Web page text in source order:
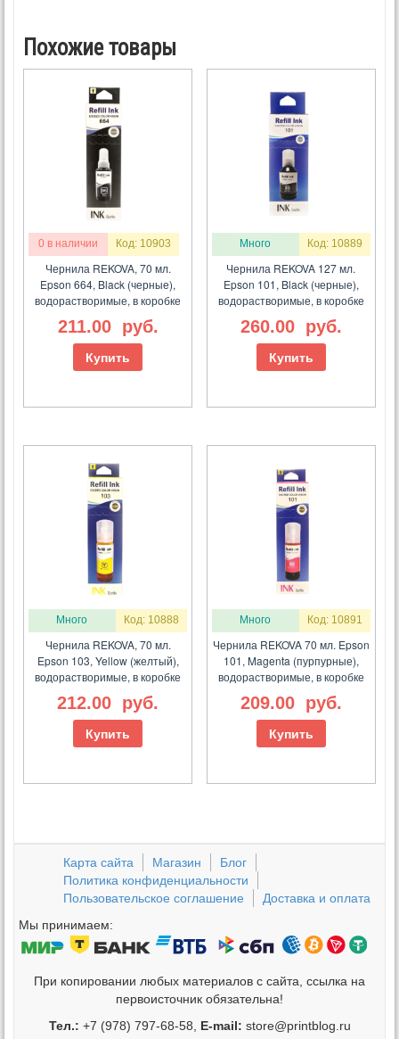
Похожие товары
0 в наличии Код: 10903
Чернила REKOVA, 70 мл.
Epson 664, Black (черные),
водорастворимые, в коробке
211.00 руб.
Купить
Много Код: 10889
Чернила REKOVA 127 мл.
Epson 101, Black (черные),
водорастворимые, в коробке
260.00 руб.
Купить
Много Код: 10888
Чернила REKOVA, 70 мл.
Epson 103, Yellow (желтый),
водорастворимые, в коробке
212.00 руб.
Купить
Много Код: 10891
Чернила REKOVA 70 мл. Epson
101, Magenta (пурпурные),
водорастворимые, в коробке
209.00 руб.
Купить
Карта сайта Магазин
Блог
Политика конфиденциальности
Пользовательское соглашение
Доставка и оплата
Мы принимаем:
При копировании любых материалов с сайта, ссылка на
первоисточник обязательна!
Тел.: +7 (978) 797-68-58, E-mail: store@printblog.ru